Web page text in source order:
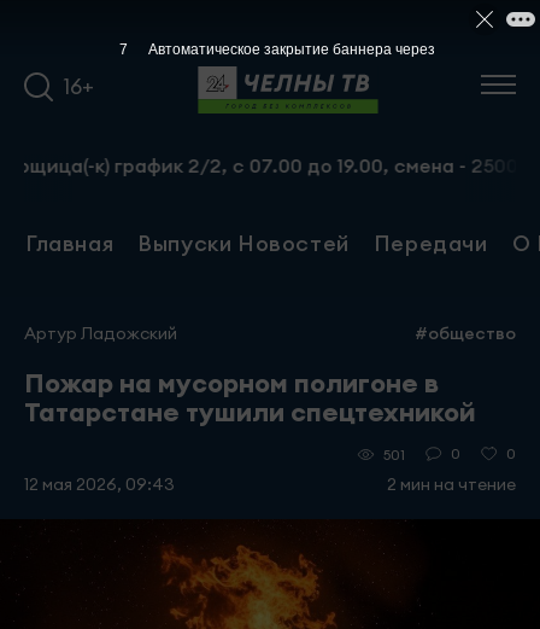
16+
график 2/2, с 07.00 до 19.00, смена - 2500 рублей.
Главная Выпуски Новостей Передачи О
Артур Ладожский #общество
Пожар на мусорном полигоне в
Татарстане тушили спецтехникой
12 мая 2026, 09:43
501 0 0
2 мин на чтение
6 Автоматическое закрытие баннера через